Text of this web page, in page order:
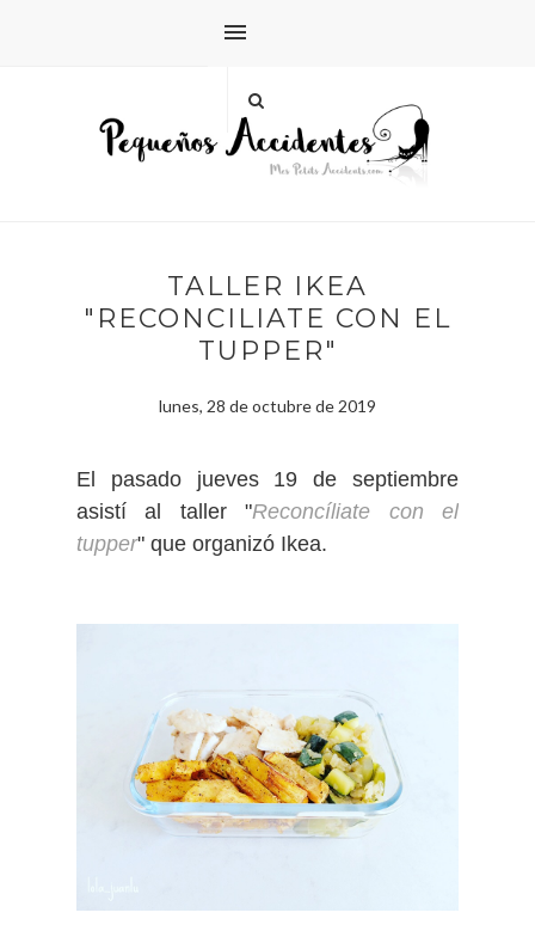
TALLER IKEA
"RECONCILIATE CON EL
TUPPER"
lunes, 28 de octubre de 2019
El pasado jueves 19 de septiembre
asistí al taller "Reconcíliate con el
tupper" que organizó Ikea.